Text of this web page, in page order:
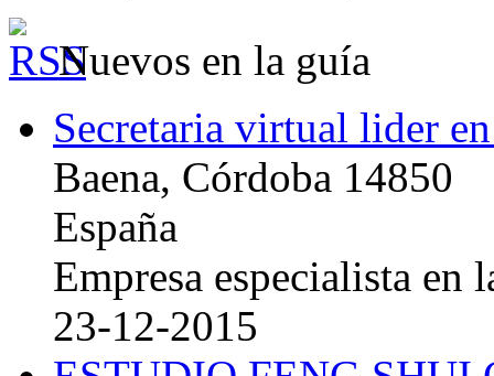
Nuevos en la guía
Secretaria virtual lider
Baena, Córdoba 14850
España
Empresa especialista en
23-12-2015